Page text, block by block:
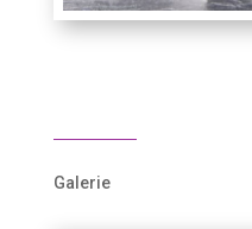
Galerie